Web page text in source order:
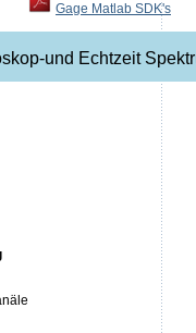
Gage Matlab SDK's
und Echtzeit